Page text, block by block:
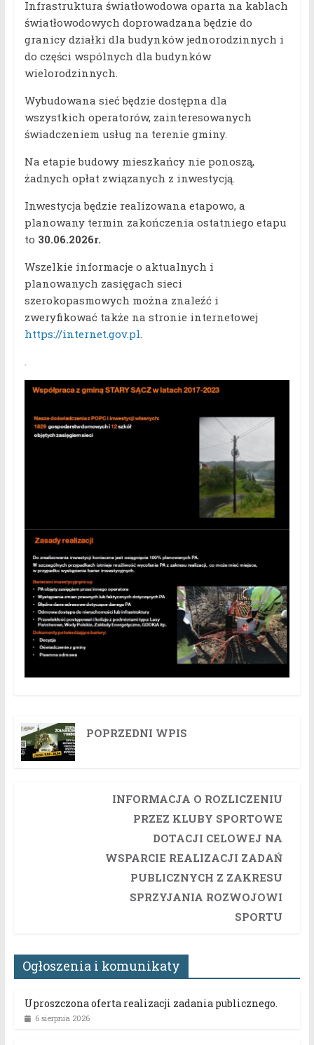
Infrastruktura światłowodowa oparta na kablach
światłowodowych doprowadzana będzie do
granicy działki dla budynków jednorodzinnych i
do części wspólnych dla budynków
wielorodzinnych.
Wybudowana sieć będzie dostępna dla
wszystkich operatorów, zainteresowanych
świadczeniem usług na terenie gminy.
Na etapie budowy mieszkańcy nie ponoszą,
żadnych opłat związanych z inwestycją.
Inwestycja będzie realizowana etapowo, a
planowany termin zakończenia ostatniego etapu
to 30.06.2026r.
Wszelkie informacje o aktualnych i
planowanych zasięgach sieci
szerokopasmowych można znaleźć i
zweryfikować także na stronie internetowej
https://internet.gov.pl
.
POPRZEDNI WPIS
INFORMACJA O ROZLICZENIU
PRZEZ KLUBY SPORTOWE
DOTACJI CELOWEJ NA
WSPARCIE REALIZACJI ZADAŃ
PUBLICZNYCH Z ZAKRESU
SPRZYJANIA ROZWOJOWI
SPORTU
Ogłoszenia i komunikaty
Uproszczona oferta realizacji zadania publicznego.
6 sierpnia 2026